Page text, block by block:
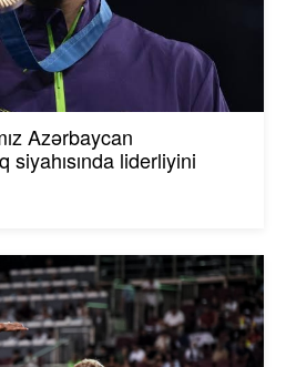
Azərbaycan
siyahısında liderliyini